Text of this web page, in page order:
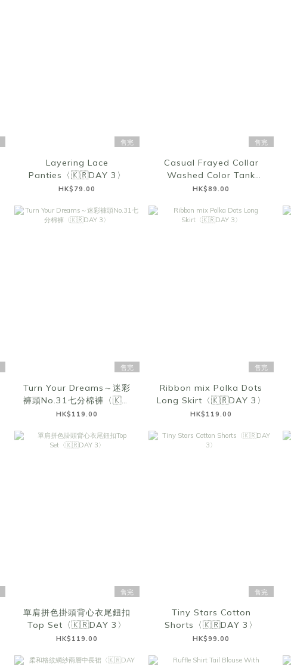
售完
Layering Lace
Panties〈🇰🇷DAY 3〉
HK$79.00
售完
Casual Frayed Collar
Washed Color Tank
Top〈🇰🇷DAY 3〉
HK$89.00
售完
Turn Your Dreams～迷彩
褲頭No.31七分棉褲〈🇰🇷
DAY 3〉
HK$119.00
售完
Ribbon mix Polka Dots
Long Skirt〈🇰🇷DAY 3〉
HK$119.00
售完
單肩拼色掛頭背心衣尾鈕扣
Top Set〈🇰🇷DAY 3〉
HK$119.00
售完
Tiny Stars Cotton
Shorts〈🇰🇷DAY 3〉
HK$99.00